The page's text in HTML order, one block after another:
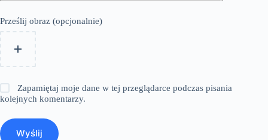
Prześlij obraz (opcjonalnie)
Zapamiętaj moje dane w tej przeglądarce podczas pisania
kolejnych komentarzy.
Wyślij